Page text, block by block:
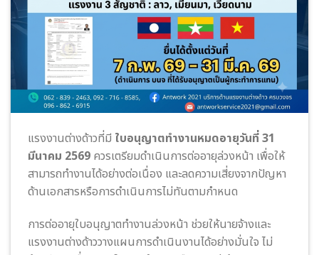
แรงงานต่างด้าวที่มี ใบอนุญาตทำงานหมดอายุวันที่ 31
มีนาคม 2569 ควรเตรียมดำเนินการต่ออายุล่วงหน้า เพื่อให้
สามารถทำงานได้อย่างต่อเนื่อง และลดความเสี่ยงจากปัญหา
ด้านเอกสารหรือการดำเนินการไม่ทันตามกำหนด
การต่ออายุใบอนุญาตทำงานล่วงหน้า ช่วยให้นายจ้างและ
แรงงานต่างด้าววางแผนการดำเนินงานได้อย่างมั่นใจ ไม่